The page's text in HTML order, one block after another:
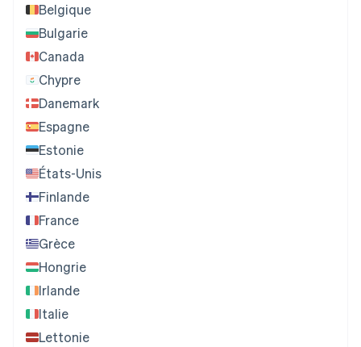
Belgique
Bulgarie
Canada
Chypre
Danemark
Espagne
Estonie
États-Unis
Finlande
France
Grèce
Hongrie
Irlande
Italie
Lettonie